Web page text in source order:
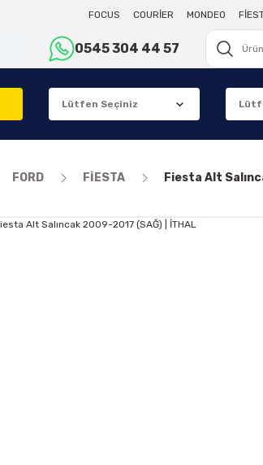
FOCUS COURİER MONDEO
0545 304 44 57
FORD FİESTA Fiesta Alt